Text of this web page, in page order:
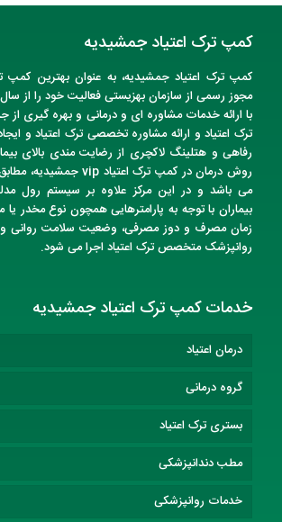
کمپ ترک اعتیاد جمشیدیه
کمپ ترک اعتیادجمشیدیه، به عنوانبهترین کمپ
با ارائه خدمات مشاوره ای و درمانی و بهره گیری
ترک اعتیاد و ارائه مشاوره تخصصی ترک اعتیاد و
رفاهی و هتلینگ لاکچری از رضایت مندی بالای
روش درمان در کمپ ترک اعتیاد vip جمشیدیه،
می باشد و در این مرکز علاوه بر سیستم رول
بیماران با توجه به پارامترهایی همچون نوع مخدر
زمان مصرف و دوز مصرفی، وضعیت سلامت روانی
روانپزشک متخصصترک اعتیاداجرا می شود.
خدمات کمپ ترک اعتیاد جمشیدیه
درمان اعتیاد
گروه درمانی
بستری ترک اعتیاد
مطب دندانپزشکی
خدمات روانپزشکی